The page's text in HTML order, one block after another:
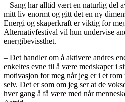
– Sang har alltid vært en naturlig del
mitt liv enormt og gitt det en ny
Energi og skaperkraft er viktig for
Alternativfestival vil hun undervise
energibevissthet.
– Det handler om å aktivere andres
enkeltes evne til å være medskaper i
motivasjon for meg når jeg er i et rom
selv. Det er som om jeg ser at de
hver gang å få være med når